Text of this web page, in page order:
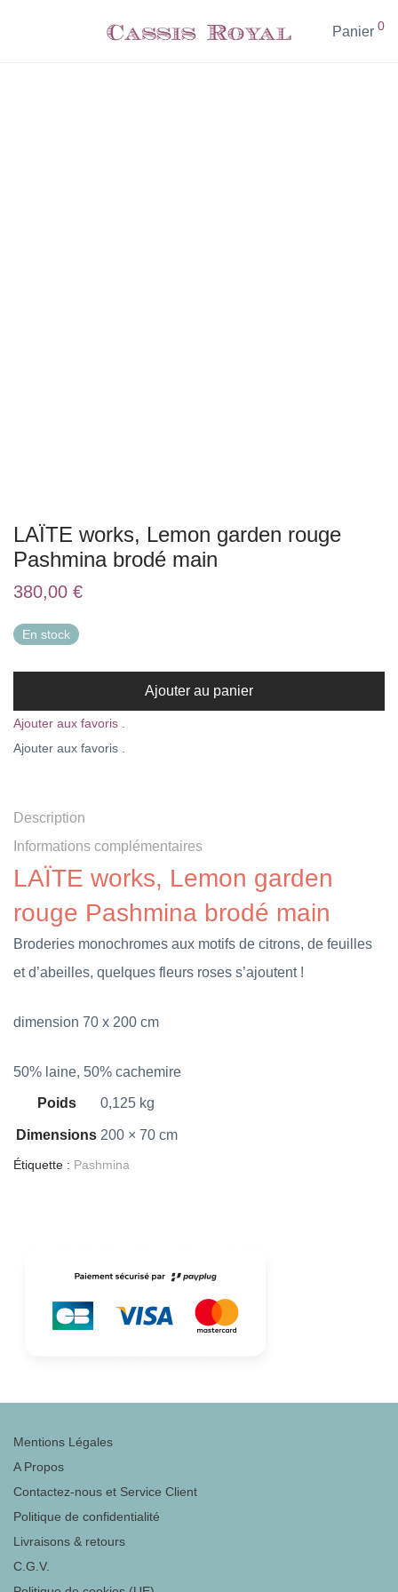
Panier 0
LAÏTE works, Lemon garden rouge
Pashmina brodé main
380,00 €
En stock
Ajouter au panier
Ajouter aux favoris .
Ajouter aux favoris .
Description
Informations complémentaires
LAÏTE works, Lemon garden
rouge Pashmina brodé main
Broderies monochromes aux motifs de citrons, de feuilles
et d’abeilles, quelques fleurs roses s’ajoutent !
dimension 70 x 200 cm
50% laine, 50% cachemire
Poids 0,125 kg
Dimensions 200 × 70 cm
Étiquette : Pashmina
Mentions Légales
A Propos
Contactez-nous et Service Client
Politique de confidentialité
Livraisons & retours
C.G.V.